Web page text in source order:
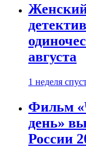
августа
1 неделя
Фильм
день»
России